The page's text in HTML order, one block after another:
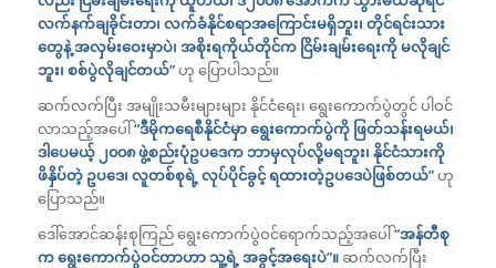
လက်နက်ချခိုင်းတာ၊ လက်ခံနိုင်စရာအကြောင်းမရှိဘူး၊ တိုင်ရင်းသား
တွေနဲ့ အလှမ်းဝေးမှာပဲ၊ အစိုးရကိုယ်တိုင်က ငြိမ်းချမ်းရေးကို မလိုချင်
ဘူး၊ စစ်ပွဲလိုချင်တယ်”ဟု ပြောပါသည်။
ဆက်လက်ပြီး အမျိုးသမီးများများ နိုင်ငံရေး၊ ရွေးကောက်ပွဲတွင် ပါဝင်
လာသည့်အပေါ်“ဒီမိုကရေစီနိုင်ငံမှာ ရွေးကောက်ပွဲကို ဖြတ်သန်းရမယ်၊
ဒါပေမယ့် ၂၀၀၈ ဖွဲ့စည်းပုံဥပဒေက ဘာမှလုပ်လို့မရဘူး၊ နိုင်ငံသားကို
ဖိနှိပ်တဲ့ ဥပဒေ၊ လူတစ်စုရဲ့ လုပ်ပိုင်ခွင့် ရထားတဲ့ဥပဒေပဲဖြစ်တယ်”ဟု
ပြောသည်။
ဒေါ်အောင်ဆန်းစုကြည် ရွေးကောက်ပွဲဝင်ရောက်သည့်အပေါ်“အန်တီစု
က ရွေးကောက်ပွဲဝင်တာဟာ သူ့ရဲ့ အခွင့်အရေးပဲ”။ဆက်လက်ပြီး